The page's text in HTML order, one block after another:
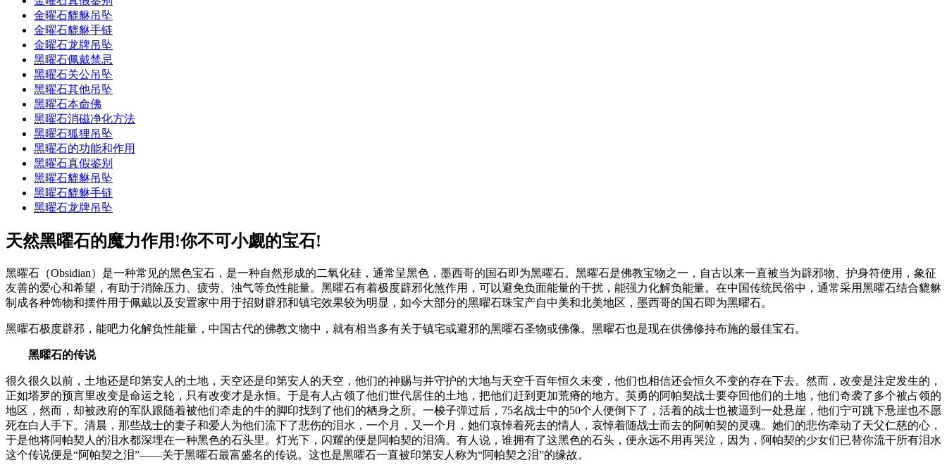
金曜石貔貅吊坠
金曜石貔貅手链
金曜石龙牌吊坠
黑曜石佩戴禁忌
黑曜石关公吊坠
黑曜石其他吊坠
黑曜石本命佛
黑曜石消磁净化方法
黑曜石狐狸吊坠
黑曜石的功能和作用
黑曜石真假鉴别
黑曜石貔貅吊坠
黑曜石貔貅手链
黑曜石龙牌吊坠
天然黑曜石的魔力作用!你不可小觑的宝石!
黑曜石（Obsidian）是一种常见的黑色宝石，是一种自然形成的二氧化硅，通常呈黑色，墨西哥的国石即为黑曜石。黑曜石是佛教宝物之一，自古以来一直被当为辟邪物、护身符使用，象征
友善的爱心和希望，有助于消除压力、疲劳、浊气等负性能量。黑曜石有着极度辟邪化煞作用，可以避免负面能量的干扰，能强力化解负能量。在中国传统民俗中，通常采用黑曜石结合貔貅
制成各种饰物和摆件用于佩戴以及安置家中用于招财辟邪和镇宅效果较为明显，如今大部分的黑曜石珠宝产自中美和北美地区，墨西哥的国石即为黑曜石。
黑曜石极度辟邪，能吧力化解负性能量，中国古代的佛教文物中，就有相当多有关于镇宅或避邪的黑曜石圣物或佛像。黑曜石也是现在供佛修持布施的最佳宝石。
黑曜石的传说
很久很久以前，土地还是印第安人的土地，天空还是印第安人的天空，他们的神赐与并守护的大地与天空千百年恒久未变，他们也相信还会恒久不变的存在下去。然而，改变是注定发生的，
正如塔罗的预言里改变是命运之轮，只有改变才是永恒。于是有人占领了他们世代居住的土地，把他们赶到更加荒瘠的地方。英勇的阿帕契战士要夺回他们的土地，他们奇袭了多个被占领的
地区，然而，却被政府的军队跟随着被他们牵走的牛的脚印找到了他们的栖身之所。一梭子弹过后，75名战士中的50个人便倒下了，活着的战士也被逼到一处悬崖，他们宁可跳下悬崖也不愿
死在白人手下。清晨，那些战士的妻子和爱人为他们流下了悲伤的泪水，一个月，又一个月，她们哀悼着死去的情人，哀悼着随战士而去的阿帕契的灵魂。她们的悲伤牵动了天父仁慈的心，
于是他将阿帕契人的泪水都深埋在一种黑色的石头里。灯光下，闪耀的便是阿帕契的泪滴。有人说，谁拥有了这黑色的石头，便永远不用再哭泣，因为，阿帕契的少女们已替你流干所有泪水
这个传说便是“阿帕契之泪”——关于黑曜石最富盛名的传说。这也是黑曜石一直被印第安人称为“阿帕契之泪”的缘故。